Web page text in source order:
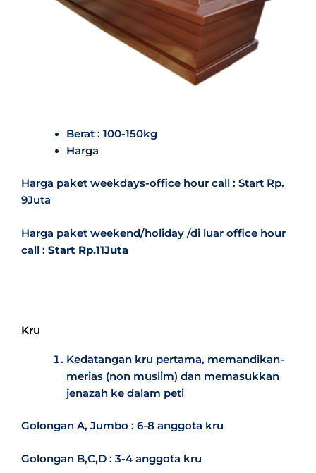
Berat : 100-150kg
Harga
Harga paket weekdays-office hour call : Start Rp.
9Juta
Harga paket weekend/holiday /di luar office hour
call : Start Rp.11Juta
Kru
Kedatangan kru pertama, memandikan-
merias (non muslim) dan memasukkan
jenazah ke dalam peti
Golongan A, Jumbo : 6-8 anggota kru
Golongan B,C,D : 3-4 anggota kru